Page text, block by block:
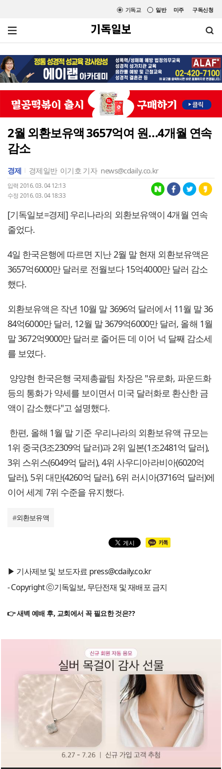
미주 구독신청
일반
기독교
2월 외환보유액 3657억여 원…4개월 연속
감소
경제 경제일반 이기호 기자 news@cdaily.co.kr
입력 2016. 03. 04 12:13
수정 2016. 03. 04 18:33
[기독일보=경제] 우리나라의 외환보유액이 4개월 연속
줄었다.
4일 한국은행에 따르면 지난 2월 말 현재 외환보유액은
3657억6000만 달러로 전월보다 15억4000만 달러 감소
했다.
외환보유액은 작년 10월 말 3696억 달러에서 11월 말 36
84억6000만 달러, 12월 말 3679억6000만 달러, 올해 1월
말 3672억9000만 달러로 줄어든 데 이어 넉 달째 감소세
를 보였다.
양양현 한국은행 국제총괄팀 차장은 "유로화, 파운드화
등의 통화가 약세를 보이면서 미국 달러화로 환산한 금
액이 감소했다"고 설명했다.
한편, 올해 1월 말 기준 우리나라의 외환보유액 규모는
1위 중국(3조2309억 달러)과 2위 일본(1조2481억 달러),
3위 스위스(6049억 달러), 4위 사우디아라비아(6020억
달러), 5위 대만(4260억 달러), 6위 러시아(3716억 달러)에
이어 세계 7위 수준을 유지했다.
#외환보유액
▶ 기사제보 및 보도자료 press@cdaily.co.kr
- Copyright ⓒ기독일보, 무단전재 및 재배포 금지
👉 새벽 예배 후, 교회에서 꼭 필요한 것은??